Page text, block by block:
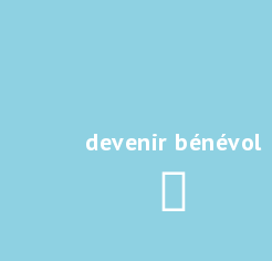
devenir bénévol